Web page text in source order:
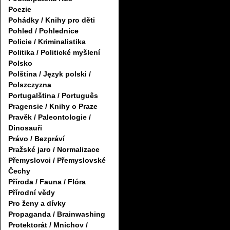
Poezie
Pohádky / Knihy pro děti
Pohled / Pohlednice
Policie / Kriminalistika
Politika / Politické myšlení
Polsko
Polština / Język polski /
Polszczyzna
Portugalština / Português
Pragensie / Knihy o Praze
Pravěk / Paleontologie /
Dinosauři
Právo / Bezpráví
Pražské jaro / Normalizace
Přemyslovci / Přemyslovské
Čechy
Příroda / Fauna / Flóra
Přírodní vědy
Pro ženy a dívky
Propaganda / Brainwashing
Protektorát / Mnichov /